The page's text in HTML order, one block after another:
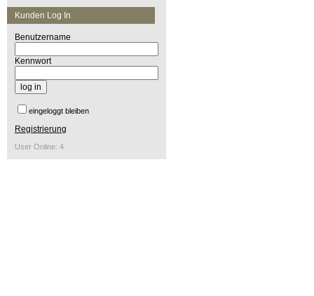
Kunden Log In
Benutzername
Kennwort
eingeloggt bleiben
Registrierung
User Online: 4